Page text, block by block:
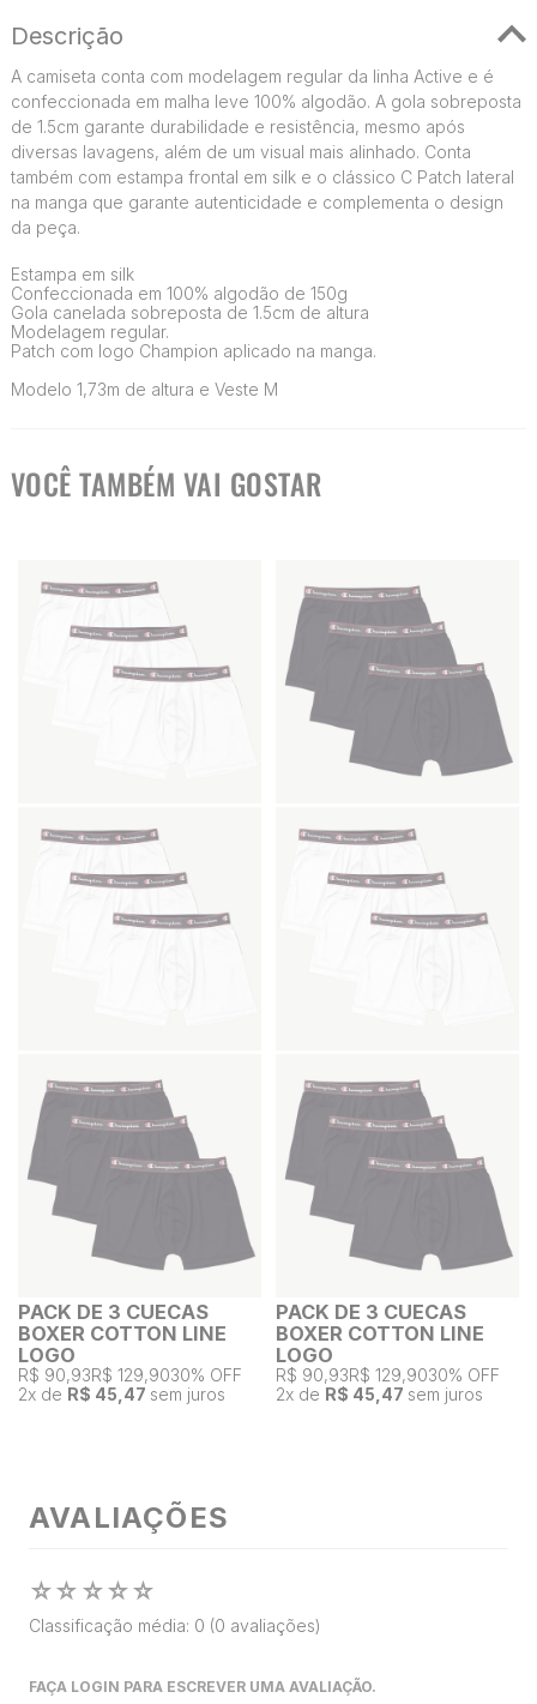
Descrição
A camiseta conta com modelagem regular da linha Active e é
confeccionada em malha leve 100% algodão. A gola sobreposta
de 1.5cm garante durabilidade e resistência, mesmo após
diversas lavagens, além de um visual mais alinhado. Conta
também com estampa frontal em silk e o clássico C Patch lateral
na manga que garante autenticidade e complementa o design
da peça.
Estampa em silk
Confeccionada em 100% algodão de 150g
Gola canelada sobreposta de 1.5cm de altura
Modelagem regular.
Patch com logo Champion aplicado na manga.
Modelo 1,73m de altura e Veste M
VOCÊ TAMBÉM VAI GOSTAR
PACK DE 3 CUECAS
BOXER COTTON LINE
LOGO
R$ 90,93R$ 129,9030% OFF
2x de R$ 45,47 sem juros
PACK DE 3 CUECAS
BOXER COTTON LINE
LOGO
R$ 90,93R$ 129,9030% OFF
2x de R$ 45,47 sem juros
AVALIAÇÕES
☆☆ ☆☆☆
Classificação média: 0 (0 avaliações)
FAÇA LOGIN PARA ESCREVER UMA AVALIAÇÃO.